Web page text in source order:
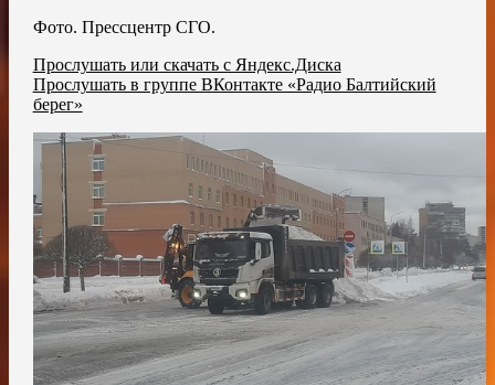
Фото. Прессцентр СГО.
Прослушать или скачать с Яндекс.Диска
Прослушать в группе ВКонтакте «Радио Балтийский
берег»